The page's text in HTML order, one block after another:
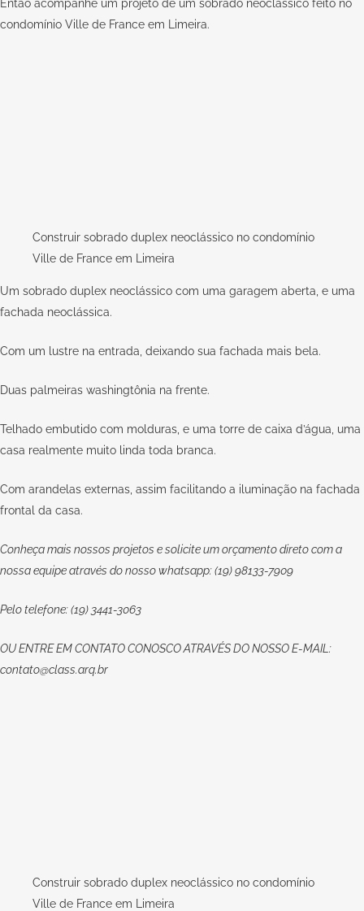
Então acompanhe um projeto de um sobrado neoclássico feito no
condomínio Ville de France em Limeira.
Construir sobrado duplex neoclássico no condomínio
Ville de France em Limeira
Um sobrado duplex neoclássico com uma garagem aberta, e uma
fachada neoclássica.
Com um lustre na entrada, deixando sua fachada mais bela.
Duas palmeiras washingtônia na frente.
Telhado embutido com molduras, e uma torre de caixa d’água, uma
casa realmente muito linda toda branca.
Com arandelas externas, assim facilitando a iluminação na fachada
frontal da casa.
Conheça mais nossos projetos e solicite um orçamento direto com a
nossa equipe através do nosso whatsapp: (19) 98133-7909
Pelo telefone: (19) 3441-3063
OUENTRE EM CONTATO CONOSCOATRAVÉS DO NOSSO E-MAIL:
contato@class.arq.br
Construir sobrado duplex neoclássico no condomínio
Ville de France em Limeira